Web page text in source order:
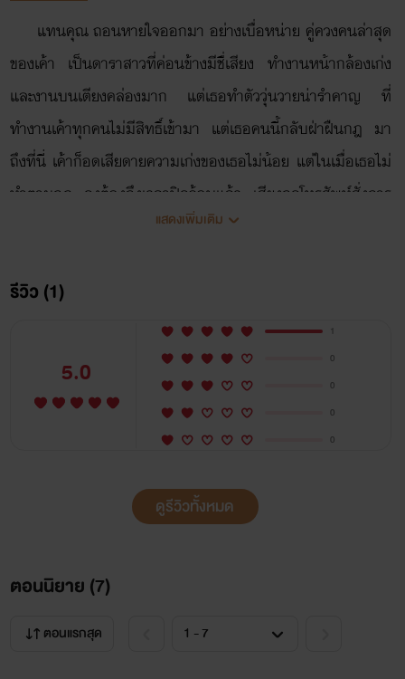
แทนคุณ ถอนหายใจออกมา อย่างเบื่อหน่าย คู่ควงคนล่าสุด
ของเค้า เป็นดาราสาวที่ค่อนข้างมีชื่เสียง ทำงานหน้ากล้องเก่ง
และงานบนเตียงคล่องมาก แต่เธอทำตัววุ่นวายน่ารำคาญ ที่
ทำงานเค้าทุกคนไม่มีสิทธิ์เข้ามา แต่เธอคนนี้กลับฝ่าฝืนกฎ มา
ถึงที่นี่ เค้าก็อดเสียดายความเก่งของเธอไม่น้อย แต่ในเมื่อเธอไม่
ทำตามกฎ คงต้องถึงเวลาปิดจ้อบแล้ว เสียงกดโทรศัพท์สั่งการ
ออกไป ถึงปลายสาย ดอกไม้หนึ่งช่อกับเช็กเงินสด ตัวเลขหก
สั้นๆแล้ววางสายไป
หญิงสาวร่างโปร่งบางผิวขาวละเอียด แต่งหน้าเข้มจัด ยืนถือ
จะขึ้นเวลาวันนี้เป็นขวัญใจวัยรุ่นที่หล่อเท่ห์และดังมากในหมู่พริต
ตี้เอ็มซีด้วยกันว่าเค้าคนนี้เป็นเบอร์ต้นของขาฟันในวงการ เสียง
รัก ดาราหนุ่มกระซิบถามว่าวันนี้ใครมาเป็น เอ็มซี เสียงตอบ
เบาๆอย่างหงุดหงิดใจจากผู้จัดการดารา ทำเอาชายหนุ่มยิ้มกว้าง
แสดงเพิ่มเติม
รีวิว (1)
5.0
1
0
0
0
0
ดูรีวิวทั้งหมด
ตอนนิยาย (7)
ตอนแรกสุด